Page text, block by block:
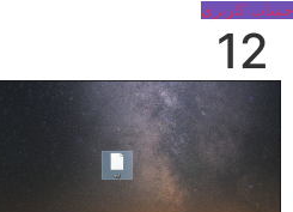
حساب کاربری
12